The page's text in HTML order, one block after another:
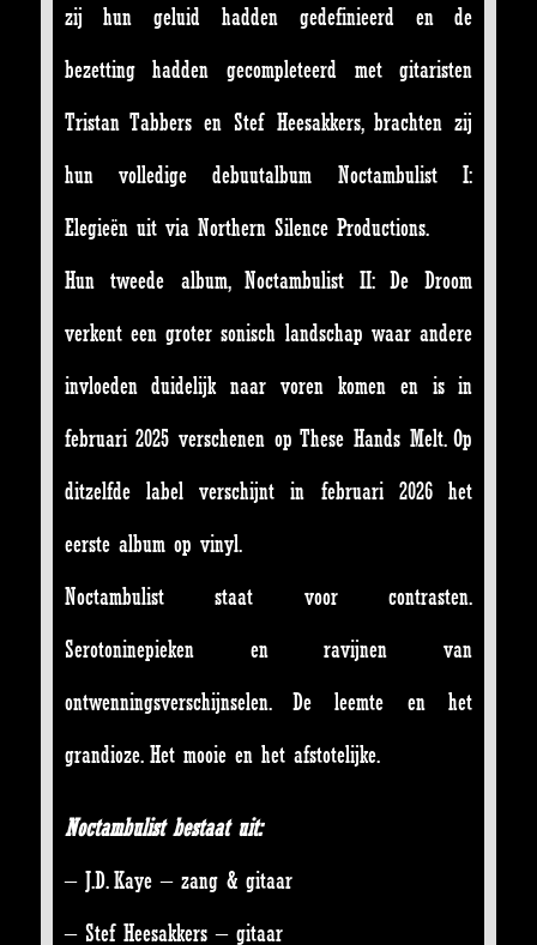
zij hun geluid hadden gedefinieerd en de
bezetting hadden gecompleteerd met gitaristen
Tristan Tabbers en Stef Heesakkers, brachten zij
hun volledige debuutalbum Noctambulist I:
Elegieën uit via Northern Silence Productions.
Hun tweede album, Noctambulist II: De Droom
verkent een groter sonisch landschap waar andere
invloeden duidelijk naar voren komen en is in
februari 2025 verschenen op These Hands Melt. Op
ditzelfde label verschijnt in februari 2026 het
eerste album op vinyl.
Noctambulist staat voor contrasten.
Serotoninepieken en ravijnen van
ontwenningsverschijnselen. De leemte en het
grandioze. Het mooie en het afstotelijke.
Noctambulist bestaat uit:
– J.D. Kaye – zang & gitaar
– Stef Heesakkers – gitaar